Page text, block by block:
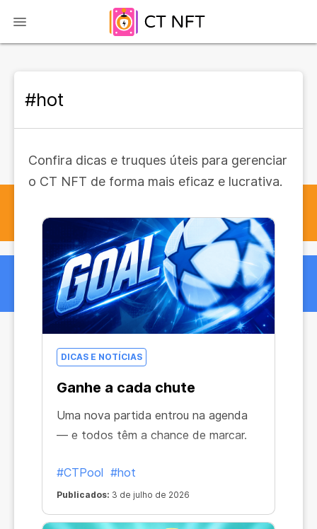
#hot
Confira dicas e truques úteis para gerenciar
o CT NFT de forma mais eficaz e lucrativa.
DICAS E NOTÍCIAS
Ganhe a cada chute
Uma nova partida entrou na agenda
— e todos têm a chance de marcar.
#CTPool #hot
Publicados: 3 de julho de 2026